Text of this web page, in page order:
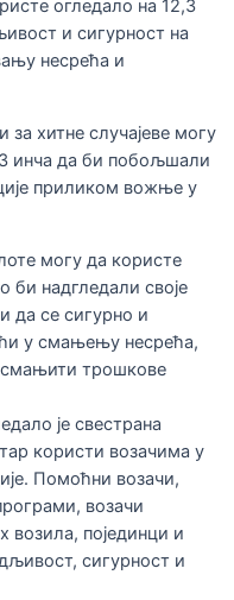
огледало на 12,3
и сигурност на
несрећа и
за хитне случајеве могу
инча да би побољшали
приликом вожње у
могу да користе
би надгледали своје
да се сигурно и
у смањењу несрећа,
трошкове
је свестрана
користи возачима у
Помоћни возачи,
возачи
возила, појединци и
сигурност и